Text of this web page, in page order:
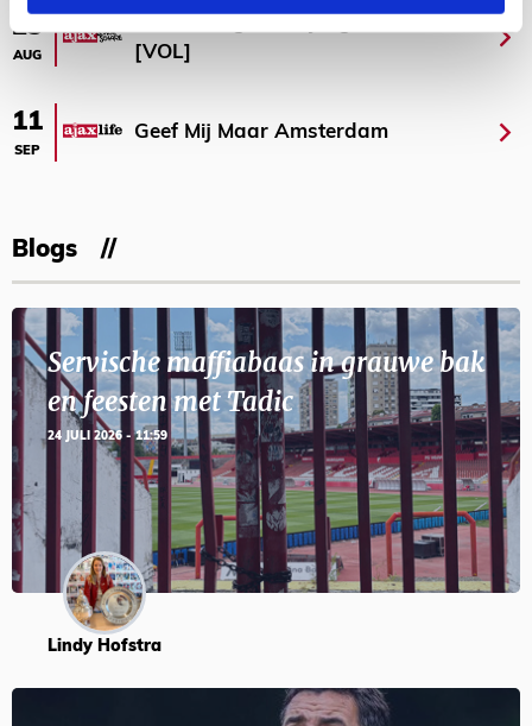
23
AUG
[VOL]
11
SEP
Geef Mij Maar Amsterdam
Blogs
Servische maffiabaas in grauwe bak
en feesten met Tadic
24 JULI 2026 - 11:59
Lindy Hofstra